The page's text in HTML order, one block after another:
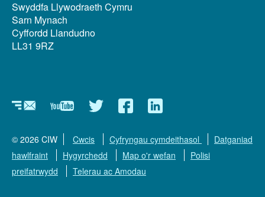
Swyddfa Llywodraeth Cymru
Sarn Mynach
Cyffordd Llandudno
LL31 9RZ
Newyddlenni
YouTubeTwitterFacebookLinkedin
© 2026 CIW Cwcis Cyfryngau cymdeithasol
Datganiad
hawlfraint
Hygyrchedd Map o'r wefan
Polisi
preifatrwydd
Telerau ac Amodau